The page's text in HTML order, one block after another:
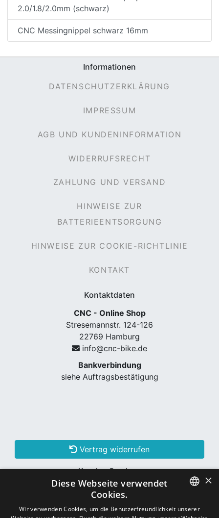
2.0/1.8/2.0mm (schwarz)
CNC Messingnippel schwarz 16mm
Informationen
DATENSCHUTZERKLÄRUNG
IMPRESSUM
AGB UND KUNDENINFORMATION
WIDERRUFSRECHT
ZAHLUNG UND VERSAND
HINWEISE ZUR
BATTERIEENTSORGUNG
HINWEISE ZUR COOKIE-RICHTLINIE
KONTAKT
Kontaktdaten
CNC - Online Shop
Stresemannstr. 124-126
22769 Hamburg
info@cnc-bike.de
Bankverbindung
siehe Auftragsbestätigung
Vertrag widerrufen
Kunden Services
Konto erstellen
GERMAN
×
Diese Webseite verwendet
Cookies.
Wir verwenden Cookies, um die Benutzerfreundlichkeit unserer